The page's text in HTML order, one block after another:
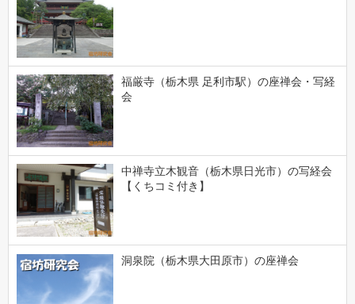
福厳寺（栃木県 足利市駅）の座禅会・写経
会
中禅寺立木観音（栃木県日光市）の写経会
【くちコミ付き】
洞泉院（栃木県大田原市）の座禅会